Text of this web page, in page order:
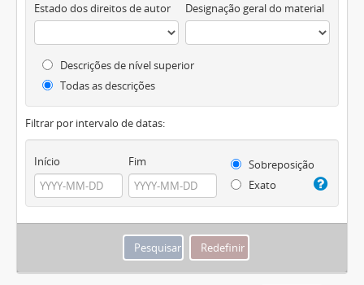
Estado dos direitos de autor Designação geral do material
Descrições de nível superior
Todas as descrições
Filtrar por intervalo de datas:
Início Fim
Sobreposição
Exato